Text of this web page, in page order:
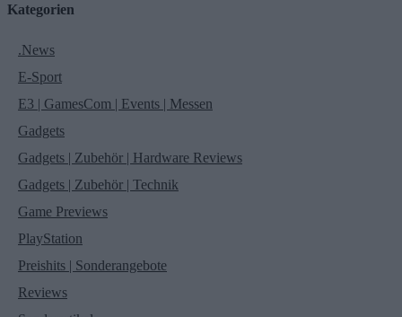
Kategorien
.News
E-Sport
E3 | GamesCom | Events | Messen
Gadgets
Gadgets | Zubehör | Hardware Reviews
Gadgets | Zubehör | Technik
Game Previews
PlayStation
Preishits | Sonderangebote
Reviews